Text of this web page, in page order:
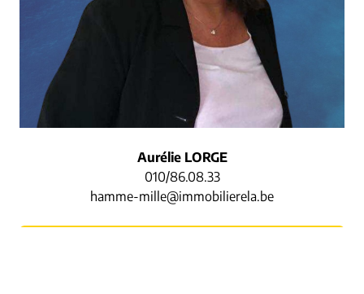
Aurélie LORGE
010/86.08.33
hamme-mille@immobilierela.be